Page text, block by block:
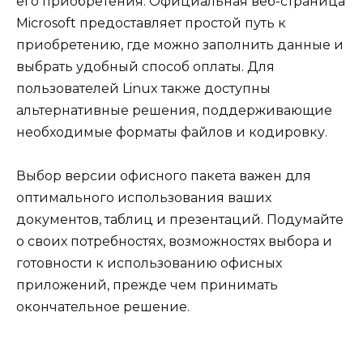
Microsoft предоставляет простой путь к
приобретению, где можно заполнить данные и
выбрать удобный способ оплаты. Для
пользователей Linux также доступны
альтернативные решения, поддерживающие
необходимые форматы файлов и кодировку.
Выбор версии офисного пакета важен для
оптимального использования ваших
документов, таблиц и презентаций. Подумайте
о своих потребностях, возможностях выбора и
готовности к использованию офисных
приложений, прежде чем принимать
окончательное решение.